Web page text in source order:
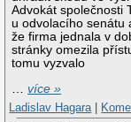
Advokát společnosti
u odvolacího senátu
že firma jednala v
stránky omezila
tomu vyzvalo
…více »
Ladislav Hagara|